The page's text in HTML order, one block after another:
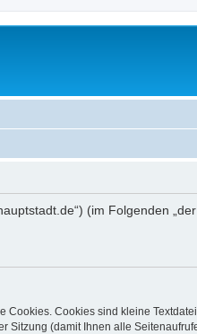
(im Folgenden
Cookies sind kleine
Sitzung (damit Ihnen alle